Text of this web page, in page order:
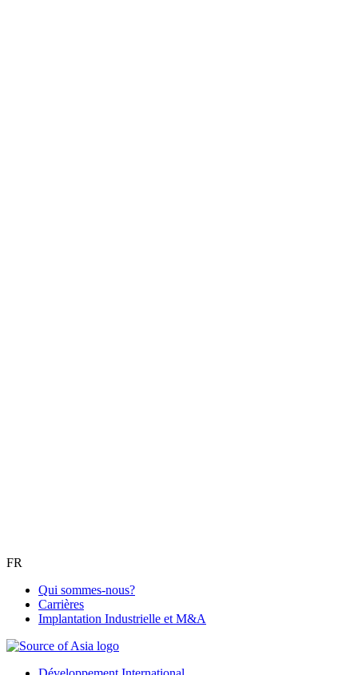
FR
Qui sommes-nous?
Carrières
Implantation Industrielle et M&A